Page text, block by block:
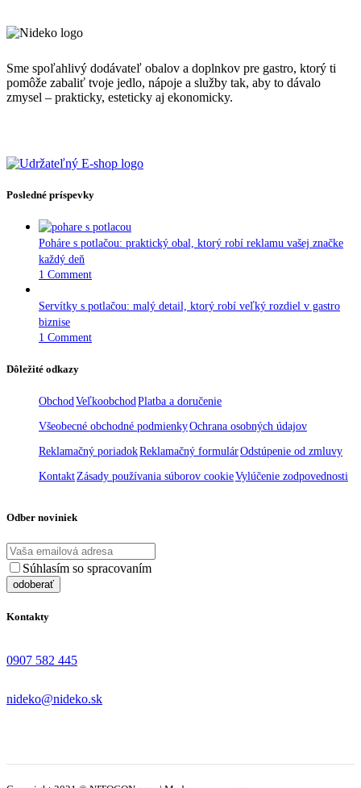
Sme spoľahlivý dodávateľ obalov a doplnkov pre gastro, ktorý ti
pomôže zabaliť tvoje jedlo, nápoje a služby tak, aby to dávalo
zmysel – prakticky, esteticky aj ekonomicky.
Posledné príspevky
Poháre s potlačou: praktický obal, ktorý robí reklamu vašej značke
každý deň
1 Comment
Servítky s potlačou: malý detail, ktorý robí veľký rozdiel v gastro
biznise
1 Comment
Dôležité odkazy
ObchodVeľkoobchodPlatba a doručenie
Všeobecné obchodné podmienkyOchrana osobných údajov
Reklamačný poriadokReklamačný formulárOdstúpenie od zmluvy
KontaktZásady používania súborov cookieVylúčenie zodpovednosti
Odber noviniek
Súhlasím so spracovaním
Kontakty
0907 582 445
nideko@nideko.sk